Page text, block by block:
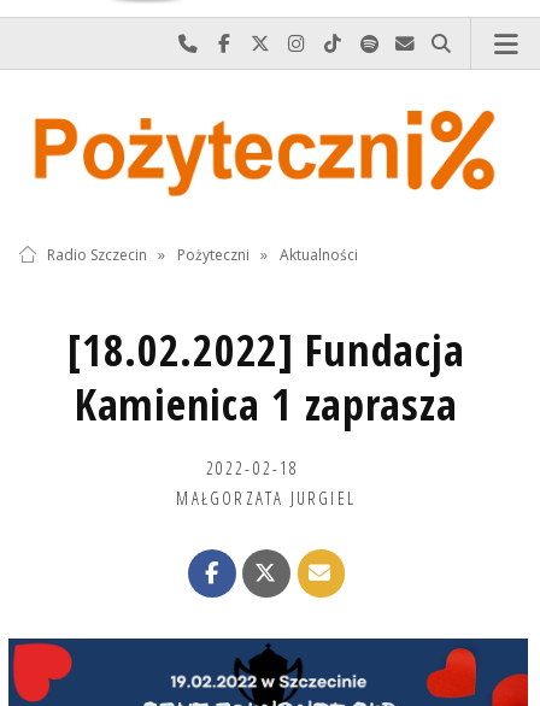
Najlepiej po prostu do nas zadzwoń
Odwiedź nas na Facebook-u
Odwiedź nas na X
Odwiedź nas na Instagram-ie
Odwiedź nas na TikTok-u
Szukaj nas na Spotify
Wyślij do nas
Szukaj
Radio Szczecin » Pożyteczni » Aktualności
[18.02.2022] Fundacja
Kamienica 1 zaprasza
2022-02-18
MAŁGORZATA JURGIEL